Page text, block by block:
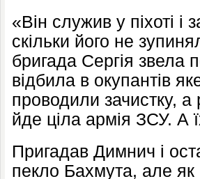
«Він служив у піхоті і
скільки його не
бригада Сергія звела
відбила в окупантів
проводили зачистку,
йде ціла армія ЗСУ. А
Пригадав Димнич і
пекло Бахмута, але як